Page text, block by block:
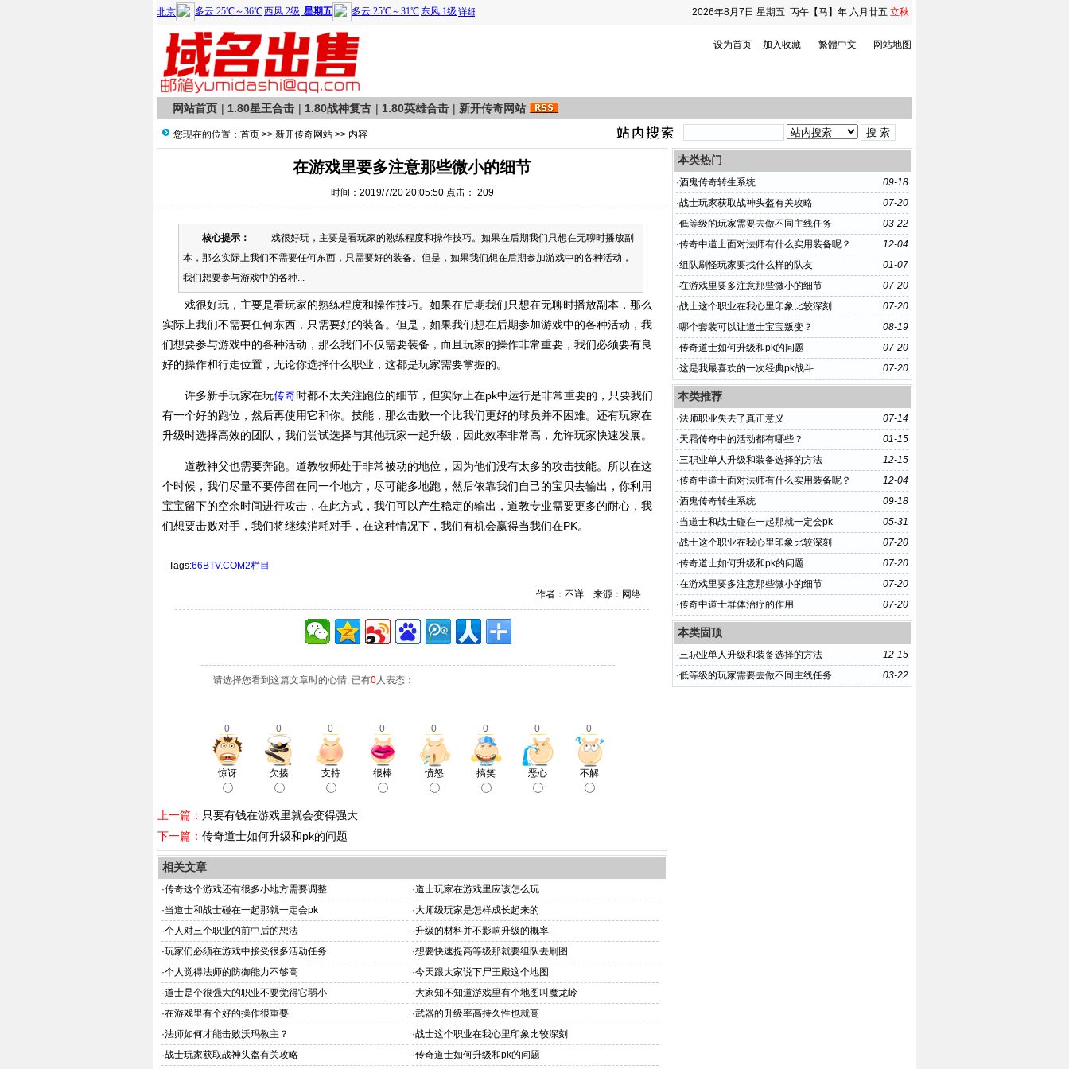
2026年8月7日 星期五 丙午【马】年 六月廿五 立秋
设为首页 加入收藏 繁體中文 网站地图
网站首页 | 1.80星王合击 | 1.80战神复古 | 1.80英雄合击 | 新开传奇网站
您现在的位置： 首页 >> 新开传奇网站 >> 内容
在游戏里要多注意那些微小的细节
时间：2019/7/20 20:05:50 点击： 209
核心提示：
戏很好玩，主要是看玩家的熟练程度和操作技巧。如果在后期我们只想在无聊时播放副
本，那么实际上我们不需要任何东西，只需要好的装备。但是，如果我们想在后期参加游戏中的各种活动，
我们想要参与游戏中的各种...
戏很好玩，主要是看玩家的熟练程度和操作技巧。如果在后期我们只想在无聊时播放副本，那么
实际上我们不需要任何东西，只需要好的装备。但是，如果我们想在后期参加游戏中的各种活动，我
们想要参与游戏中的各种活动，那么我们不仅需要装备，而且玩家的操作非常重要，我们必须要有良
好的操作和行走位置，无论你选择什么职业，这都是玩家需要掌握的。
许多新手玩家在玩传奇时都不太关注跑位的细节，但实际上在pk中运行是非常重要的，只要我们
有一个好的跑位，然后再使用它和你。技能，那么击败一个比我们更好的球员并不困难。还有玩家在
升级时选择高效的团队，我们尝试选择与其他玩家一起升级，因此效率非常高，允许玩家快速发展。
道教神父也需要奔跑。道教牧师处于非常被动的地位，因为他们没有太多的攻击技能。所以在这
个时候，我们尽量不要停留在同一个地方，尽可能多地跑，然后依靠我们自己的宝贝去输出，你利用
宝宝留下的空余时间进行攻击，在此方式，我们可以产生稳定的输出，道教专业需要更多的耐心，我
们想要击败对手，我们将继续消耗对手，在这种情况下，我们有机会赢得当我们在PK。
Tags:66BTV.COM2栏目
作者：不详 来源：网络
请选择您看到这篇文章时的心情: 已有0人表态：
0 0 0 0 0 0 0 0
惊讶 欠揍 支持 很棒 愤怒 搞笑 恶心 不解
上一篇： 只要有钱在游戏里就会变得强大
下一篇： 传奇道士如何升级和pk的问题
相关文章
·传奇这个游戏还有很多小地方需要调整 ·道士玩家在游戏里应该怎么玩
·当道士和战士碰在一起那就一定会pk ·大师级玩家是怎样成长起来的
·个人对三个职业的前中后的想法 ·升级的材料并不影响升级的概率
·玩家们必须在游戏中接受很多活动任务 ·想要快速提高等级那就要组队去刷图
·个人觉得法师的防御能力不够高 ·今天跟大家说下尸王殿这个地图
·道士是个很强大的职业不要觉得它弱小 ·大家知不知道游戏里有个地图叫魔龙岭
·在游戏里有个好的操作很重要 ·武器的升级率高持久性也就高
·法师如何才能击败沃玛教主？ ·战士这个职业在我心里印象比较深刻
·战士玩家获取战神头盔有关攻略 ·传奇道士如何升级和pk的问题
本类热门
09-18
·酒鬼传奇转生系统
07-20
·战士玩家获取战神头盔有关攻略
03-22
·低等级的玩家需要去做不同主线任务
12-04
·传奇中道士面对法师有什么实用装备呢？
01-07
·组队刷怪玩家要找什么样的队友
07-20
·在游戏里要多注意那些微小的细节
07-20
·战士这个职业在我心里印象比较深刻
08-19
·哪个套装可以让道士宝宝叛变？
07-20
·传奇道士如何升级和pk的问题
07-20
·这是我最喜欢的一次经典pk战斗
本类推荐
07-14
·法师职业失去了真正意义
01-15
·天霜传奇中的活动都有哪些？
12-15
·三职业单人升级和装备选择的方法
12-04
·传奇中道士面对法师有什么实用装备呢？
09-18
·酒鬼传奇转生系统
05-31
·当道士和战士碰在一起那就一定会pk
07-20
·战士这个职业在我心里印象比较深刻
07-20
·传奇道士如何升级和pk的问题
07-20
·在游戏里要多注意那些微小的细节
07-20
·传奇中道士群体治疗的作用
本类固顶
12-15
·三职业单人升级和装备选择的方法
03-22
·低等级的玩家需要去做不同主线任务